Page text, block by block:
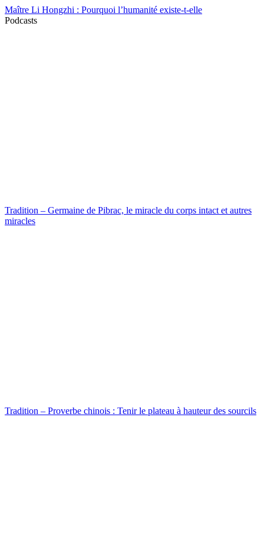
Maître Li Hongzhi : Pourquoi l’humanité existe-t-elle
Podcasts
Tradition – Germaine de Pibrac, le miracle du corps intact et autres
miracles
Tradition – Proverbe chinois : Tenir le plateau à hauteur des sourcils